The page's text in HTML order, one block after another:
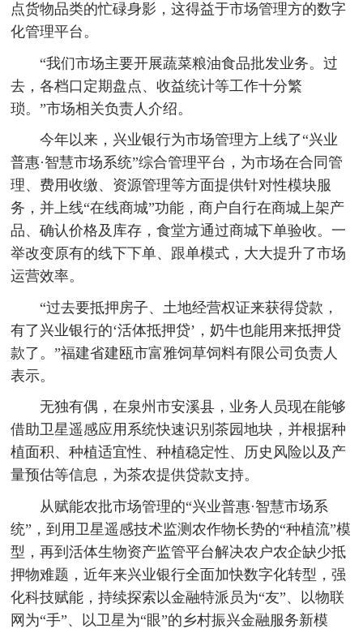
点货物品类的忙碌身影，这得益于市场管理方的数字
化管理平台。
“我们市场主要开展蔬菜粮油食品批发业务。过
去，各档口定期盘点、收益统计等工作十分繁
琐。”市场相关负责人介绍。
今年以来，兴业银行为市场管理方上线了“兴业
普惠·智慧市场系统”综合管理平台，为市场在合同管
理、费用收缴、资源管理等方面提供针对性模块服
务，并上线“在线商城”功能，商户自行在商城上架产
品、确认价格及库存，食堂方通过商城下单验收。一
举改变原有的线下下单、跟单模式，大大提升了市场
运营效率。
“过去要抵押房子、土地经营权证来获得贷款，
有了兴业银行的‘活体抵押贷’，奶牛也能用来抵押贷
款了。”福建省建瓯市富雅饲草饲料有限公司负责人
表示。
无独有偶，在泉州市安溪县，业务人员现在能够
借助卫星遥感应用系统快速识别茶园地块，并根据种
植面积、种植适宜性、种植稳定性、历史风险以及产
量预估等信息，为茶农提供贷款支持。
从赋能农批市场管理的“兴业普惠·智慧市场系
统”，到用卫星遥感技术监测农作物长势的“种植流”模
型，再到活体生物资产监管平台解决农户农企缺少抵
押物难题，近年来兴业银行全面加快数字化转型，强
化科技赋能，持续探索以金融特派员为“友”、以物联
网为“手”、以卫星为“眼”的乡村振兴金融服务新模